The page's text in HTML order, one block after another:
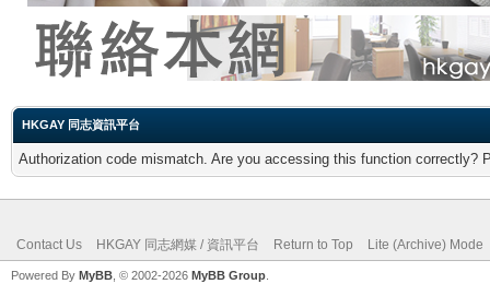
HKGAY 同志資訊平台
Authorization code mismatch. Are you accessing this function correctly?
Contact Us HKGAY 同志網媒 / 資訊平台 Return to Top Lite (Archive) Mode
Powered By MyBB , © 2002-2026 MyBB Group